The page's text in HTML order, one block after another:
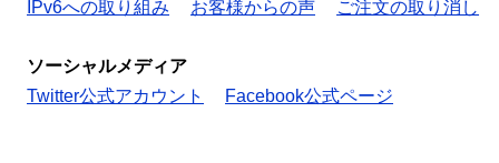
IPv6への取り組み
お客様からの声 ご注文の取り消し
ソーシャルメディア
Twitter公式アカウント
Facebook公式ページ